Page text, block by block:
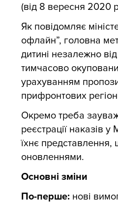
(від 8 вересня 2020
Як повідомляє
офлайн”, головна
дитині незалежно
тимчасово
урахуванням
прифронтових
Окремо треба
реєстрації наказів
їхнє представлення,
оновленнями.
Основні зміни
По-перше: нові